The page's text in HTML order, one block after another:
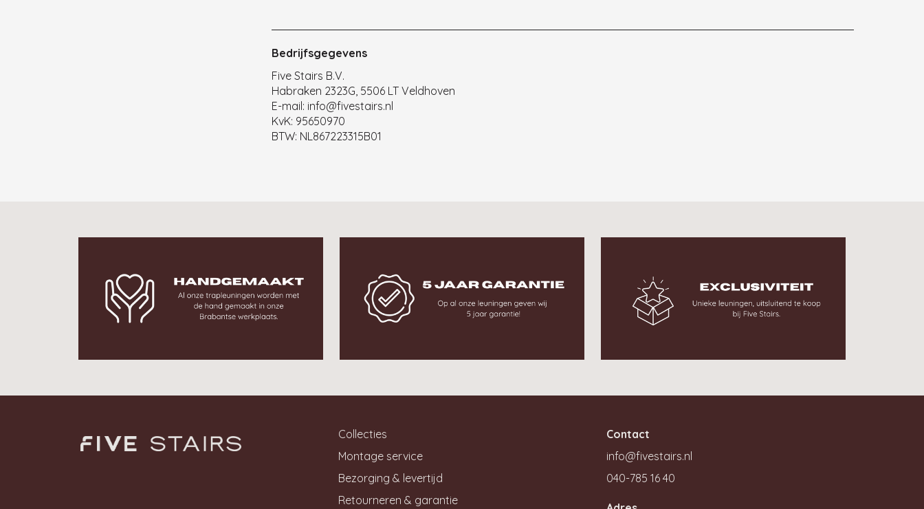
Bedrijfsgegevens
Five Stairs B.V.
Habraken 2323G, 5506 LT Veldhoven
E-mail: info@fivestairs.nl
KvK: 95650970
BTW: NL867223315B01
Collecties
Montage service
Bezorging & levertijd
Retourneren & garantie
Contact
info@fivestairs.nl
040-785 16 40